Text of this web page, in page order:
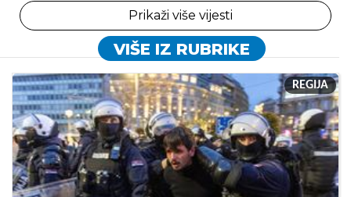
Prikaži više vijesti
VIŠE IZ RUBRIKE
REGIJA